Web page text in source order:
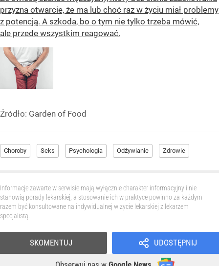
przyzna otwarcie, że ma lub choć raz w życiu miał problemy
z potencją. A szkoda, bo o tym nie tylko trzeba mówić,
ale przede wszystkim reagować.
Źródło: Garden of Food
Choroby Seks Psychologia Odżywianie Zdrowie
Informacje zawarte w serwisie mają wyłącznie charakter informacyjny i nie
stanowią porady lekarskiej, a stosowanie ich w praktyce powinno za każdym
razem być konsultowane na indywidualnej wizycie lekarskiej z lekarzem
specjalistą.
UDOSTĘPNIJ
SKOMENTUJ